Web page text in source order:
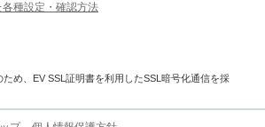
種設定・確認方法
め、EV SSL証明書を利用したSSL暗号化通信を採